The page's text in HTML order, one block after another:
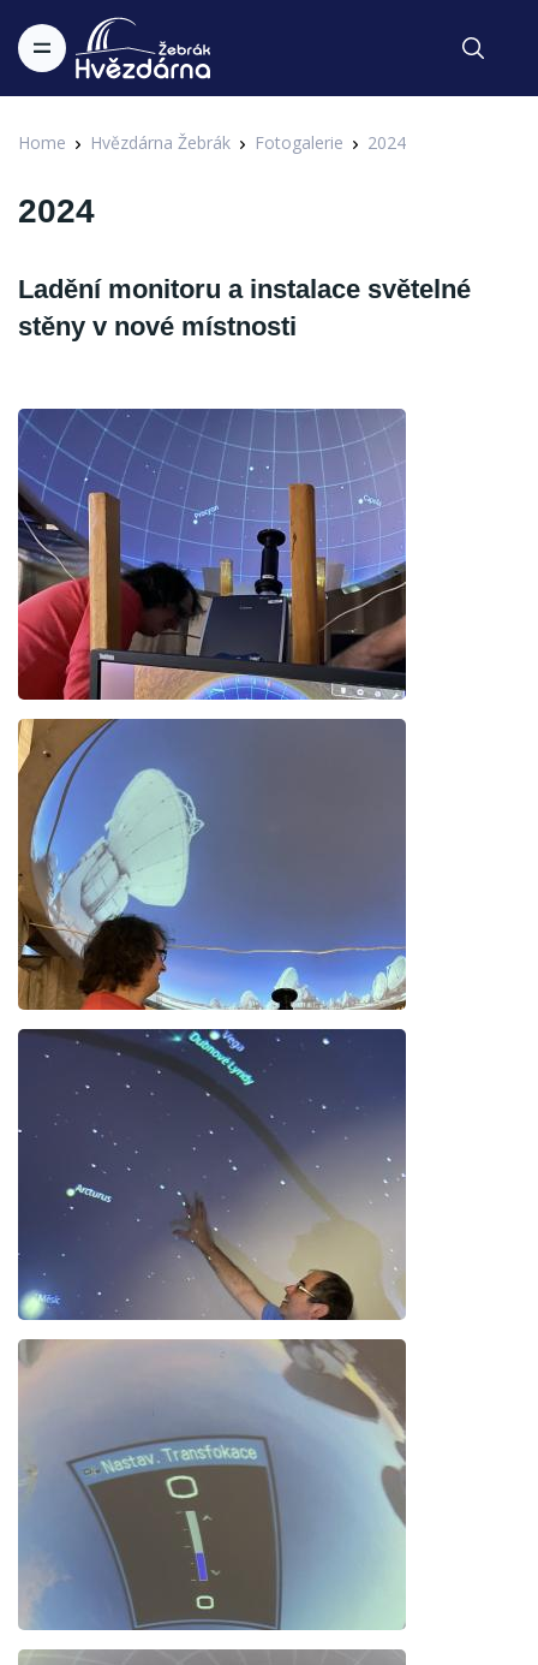
Home Hvězdárna Žebrák Fotogalerie 2024
2024
Ladění monitoru a instalace světelné
stěny v nové místnosti